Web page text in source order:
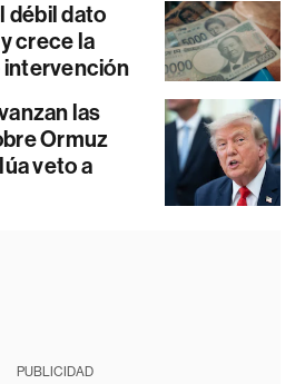
débil dato
crece la
intervención
las
Ormuz
veto a
PUBLICIDAD